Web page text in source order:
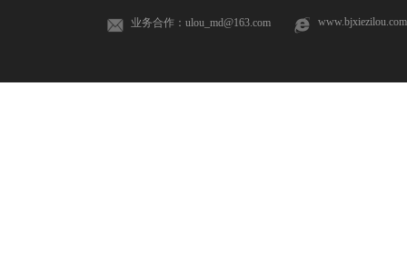
业务合作：ulou_md@163.com www.bjxiezilou.com